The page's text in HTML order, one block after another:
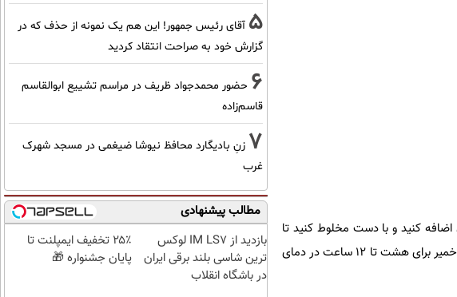
کنید و با دست مخلوط کنید تا
زمانی که پودری در ظرف باقی نماند. در آخر روی کاسه را با پلاستیک بپوشانید و اجازه دهید خمیر برای هشت تا ۱۲ ساعت در دمای
5 آقای رئیس جمهور! این هم یک نمونه از حذف که در
گزارش خود به صراحت انتقاد کردید
6 حضور محمدجواد ظریف در مراسم تشییع ابوالقاسم
قاسم‌زاده
7 زنِ بادیگارد محافظ نیوشا ضیغمی در مسجد شهرک
غرب
مطالب پیشنهادی
بازدید از IM LS7 لوکس
ترین شاسی بلند برقی ایران
در باشگاه انقلاب
۲۵٪ تخفیف ایمپلنت تا
پایان جشنواره 🎁